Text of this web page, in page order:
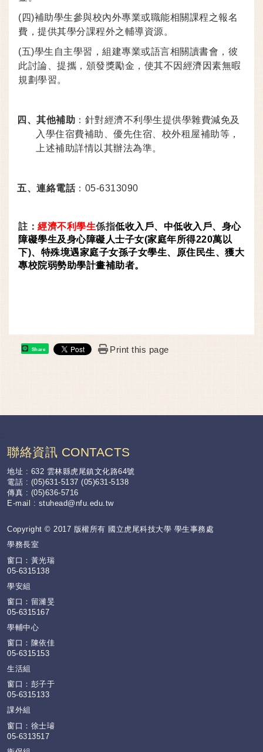
( 四)補助學生參與校內外專業或職能相關課程之報名
費，提供其學分課程外之輔導資源。
(五)學生自主學習，組建專業或語言相關讀書會，彼
此討論、提攜，頒發獎勵金，使其不因經濟因素無暇
規劃學習。
四、 其他補助 ：針對經濟不利學生提供學雜費減免及
入學住宿費補助、優先住宿、校外租屋補助等，
上述補助詳情以其辦法為準。
五、 連絡電話：05-6313090
註： 經濟不利學生係指低收入戶、中低收入戶、身心
障礙學生及身心障礙人士子女(家庭年所得220萬以
下)、特殊境遇家庭子女孫子女學生、原住民生、獲大
專校院弱勢助學計畫補助者。
Share Print this page
:::
聯絡資訊 CONTACTS
地址 : 632 雲林縣虎尾鎮文化路64號
電話 : (05)631-5137 (05)631-5138
傳真 : (05)636-5716
E-mail : stuhead@nfu.edu.tw
Copyright © 2017 版權所有 國立虎尾科技大學 學生事務處
學務長室
窗口：黃光瑞
05-6315138
學安組
窗口：留濰旻
05-6315167
學輔中心
窗口：陳依佳
05-6315153
生活組
窗口：彭子于
05-6315133
課外組
窗口：徐士璿
05-6313517